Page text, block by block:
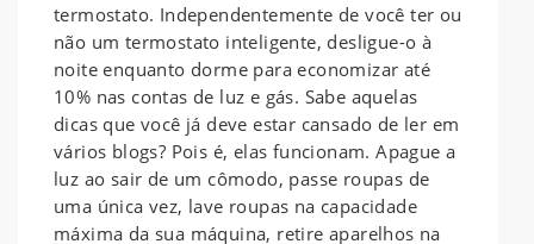
termostato. Independentemente de você ter ou
não um termostato inteligente, desligue-o à
noite enquanto dorme para economizar até
10% nas contas de luz e gás. Sabe aquelas
dicas que você já deve estar cansado de ler em
vários blogs? Pois é, elas funcionam. Apague a
luz ao sair de um cômodo, passe roupas de
uma única vez, lave roupas na capacidade
máxima da sua máquina, retire aparelhos na